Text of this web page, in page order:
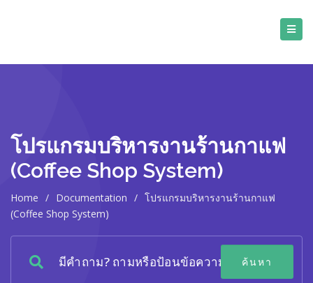
โปรแกรมบริหารงานร้านกาแฟ
(Coffee Shop System)
Home / Documentation / โปรแกรมบริหารงานร้านกาแฟ
(Coffee Shop System)